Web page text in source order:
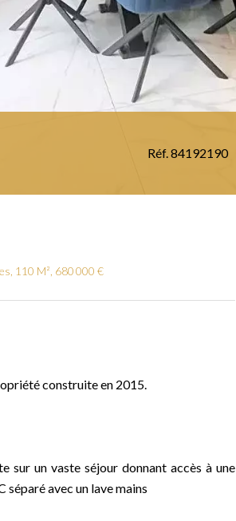
Réf. 84192190
110 M², 680 000 €
construite en 2015.
sur un vaste séjour donnant accès à une
séparé avec un lave mains